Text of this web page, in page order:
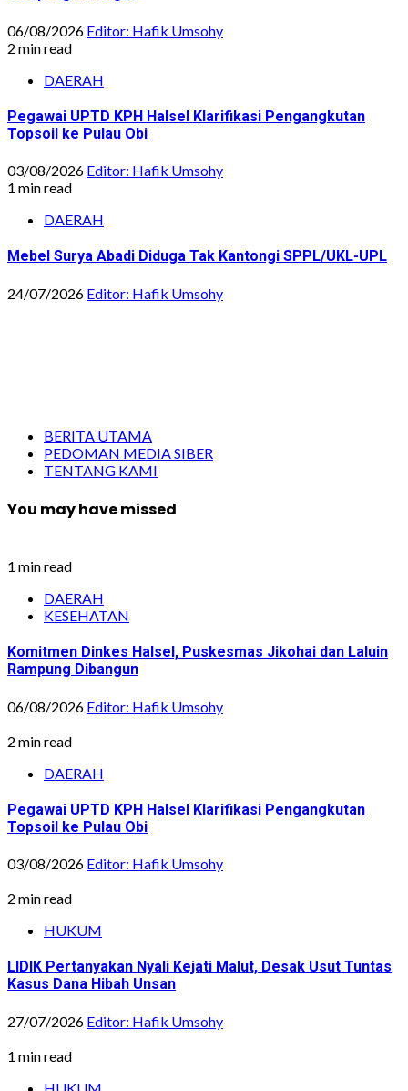
06/08/2026 Editor: Hafik Umsohy
2 min read
DAERAH
Pegawai UPTD KPH Halsel Klarifikasi Pengangkutan
Topsoil ke Pulau Obi
03/08/2026 Editor: Hafik Umsohy
1 min read
DAERAH
Mebel Surya Abadi Diduga Tak Kantongi SPPL/UKL-UPL
24/07/2026 Editor: Hafik Umsohy
BERITA UTAMA
PEDOMAN MEDIA SIBER
TENTANG KAMI
You may have missed
1 min read
DAERAH
KESEHATAN
Komitmen Dinkes Halsel, Puskesmas Jikohai dan Laluin
Rampung Dibangun
06/08/2026 Editor: Hafik Umsohy
2 min read
DAERAH
Pegawai UPTD KPH Halsel Klarifikasi Pengangkutan
Topsoil ke Pulau Obi
03/08/2026 Editor: Hafik Umsohy
2 min read
HUKUM
LIDIK Pertanyakan Nyali Kejati Malut, Desak Usut Tuntas
Kasus Dana Hibah Unsan
27/07/2026 Editor: Hafik Umsohy
1 min read